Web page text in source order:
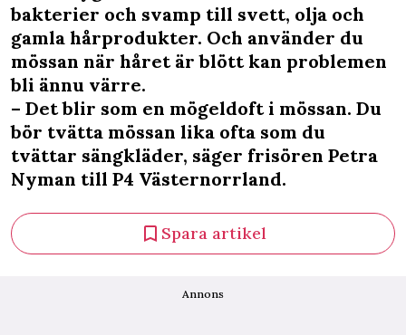
bakterier och svamp till svett, olja och
gamla hårprodukter. Och använder du
mössan när håret är blött kan problemen
bli ännu värre.
– Det blir som en mögeldoft i mössan. Du
bör tvätta mössan lika ofta som du
tvättar sängkläder, säger frisören Petra
Nyman till P4 Västernorrland.
Spara artikel
Annons